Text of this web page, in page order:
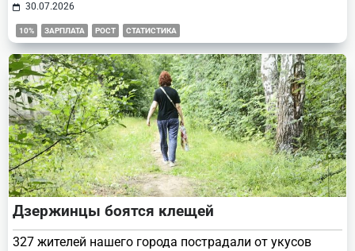
30.07.2026
10% ЗАРПЛАТА РОСТ СТАТИСТИКА
Дзержинцы боятся клещей
327 жителей нашего города пострадали от укусов